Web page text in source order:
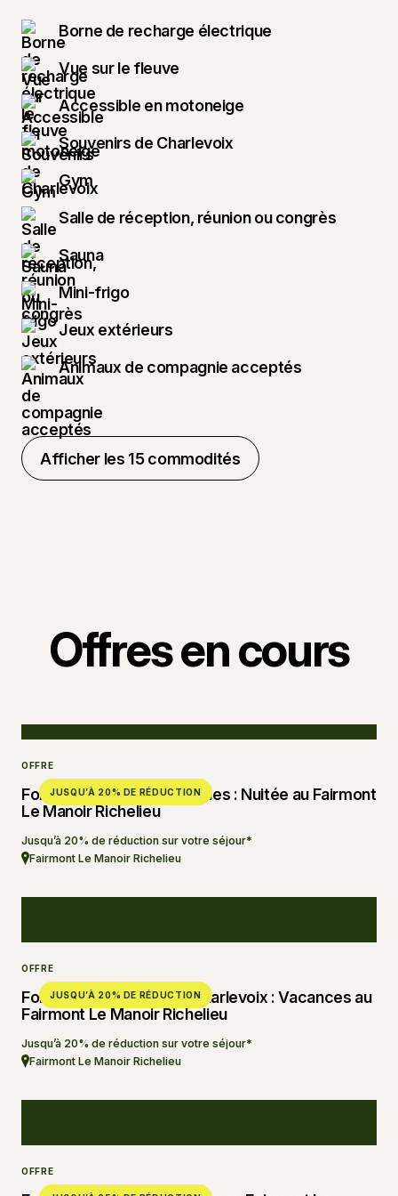
Borne de recharge électrique
Vue sur le fleuve
Accessible en motoneige
Souvenirs de Charlevoix
Gym
Salle de réception, réunion ou congrès
Sauna
Mini-frigo
Jeux extérieurs
Animaux de compagnie acceptés
Afficher les 15 commodités
Afficher les 15 commodités
Offres en cours
OFFRE
Forfait croisière aux baleines : Nuitée au Fairmont
Le Manoir Richelieu
JUSQU’À 20% DE RÉDUCTION
Jusqu’à 20% de réduction sur votre séjour*
Fairmont Le Manoir Richelieu
OFFRE
Forfait ultime golf dans Charlevoix : Vacances au
Fairmont Le Manoir Richelieu
JUSQU’À 20% DE RÉDUCTION
Jusqu’à 20% de réduction sur votre séjour*
Fairmont Le Manoir Richelieu
OFFRE